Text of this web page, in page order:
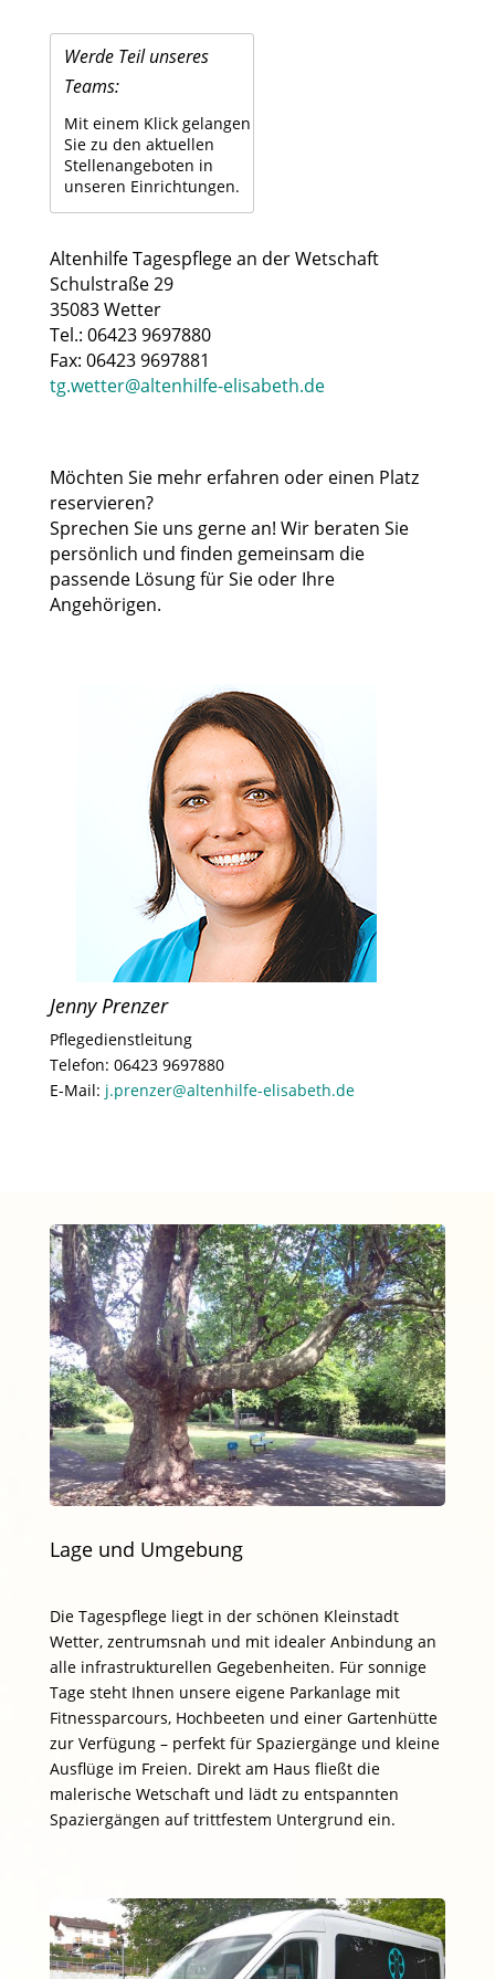
Werde Teil unseres
Teams:
Mit einem Klick gelangen
Sie zu den aktuellen
Stellenangeboten in
unseren Einrichtungen.
Altenhilfe Tagespflege an der Wetschaft
Schulstraße 29
35083 Wetter
Tel.: 06423 9697880
Fax: 06423 9697881
tg.wetter@altenhilfe-elisabeth.de
Möchten Sie mehr erfahren oder einen Platz
reservieren?
Sprechen Sie uns gerne an! Wir beraten Sie
persönlich und finden gemeinsam die
passende Lösung für Sie oder Ihre
Angehörigen.
Jenny Prenzer
Pflegedienstleitung
Telefon: 06423 9697880
E-Mail: j.prenzer@altenhilfe-elisabeth.de
Lage und Umgebung
Die Tagespflege liegt in der schönen Kleinstadt
Wetter, zentrumsnah und mit idealer Anbindung an
alle infrastrukturellen Gegebenheiten. Für sonnige
Tage steht Ihnen unsere eigene Parkanlage mit
Fitnessparcours, Hochbeeten und einer Gartenhütte
zur Verfügung – perfekt für Spaziergänge und kleine
Ausflüge im Freien. Direkt am Haus fließt die
malerische Wetschaft und lädt zu entspannten
Spaziergängen auf trittfestem Untergrund ein.